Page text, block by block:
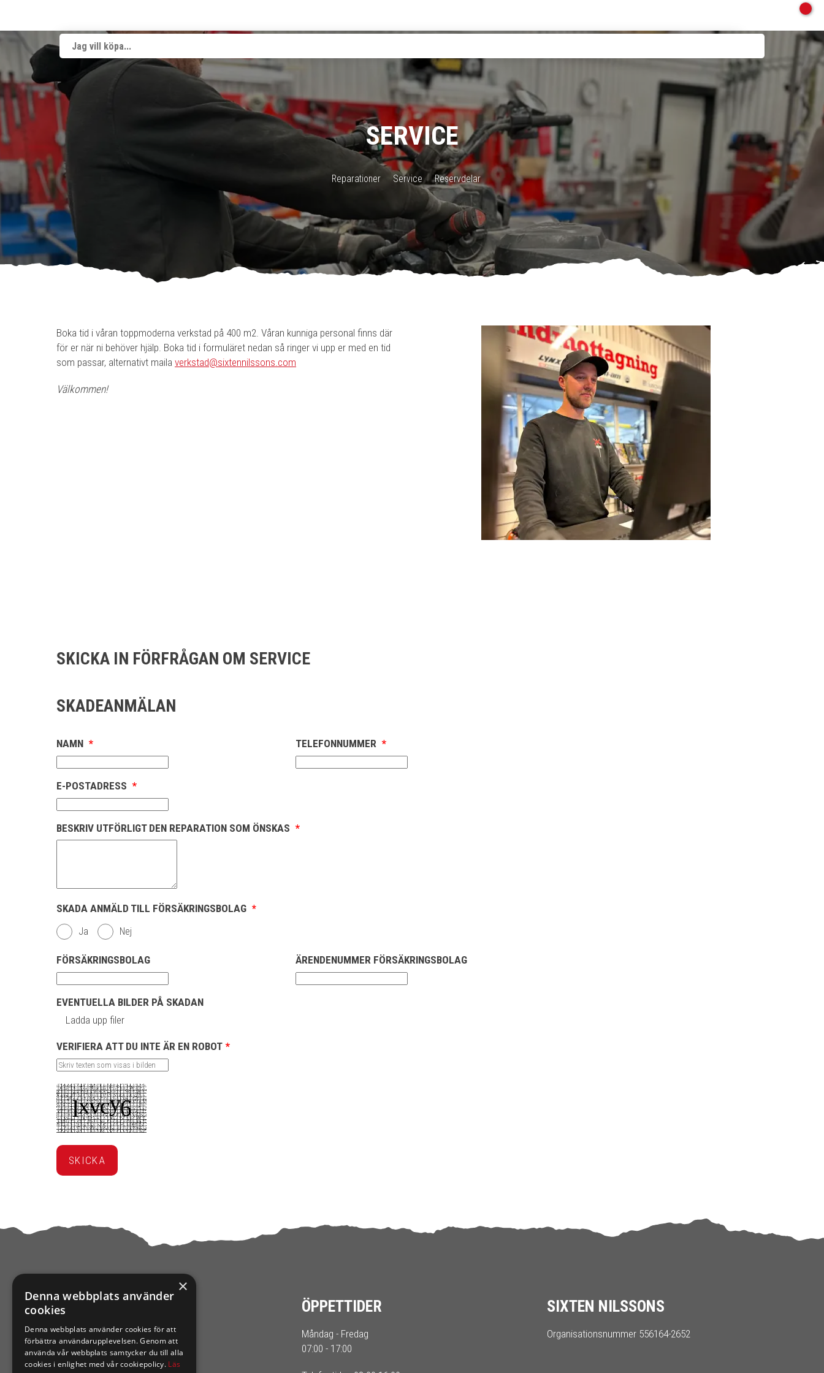
SERVICE
Reparationer Service Reservdelar
Boka tid i våran toppmoderna verkstad på 400 m2. Våran kunniga personal finns där
för er när ni behöver hjälp. Boka tid i formuläret nedan så ringer vi upp er med en tid
som passar, alternativt maila verkstad@sixtennilssons.com
Välkommen!
SKICKA IN FÖRFRÅGAN OM SERVICE
SKADEANMÄLAN
NAMN * TELEFONNUMMER *
E-POSTADRESS *
BESKRIV UTFÖRLIGT DEN REPARATION SOM ÖNSKAS *
SKADA ANMÄLD TILL FÖRSÄKRINGSBOLAG *
Ja Nej
FÖRSÄKRINGSBOLAG ÄRENDENUMMER FÖRSÄKRINGSBOLAG
EVENTUELLA BILDER PÅ SKADAN
Ladda upp filer
VERIFIERA ATT DU INTE ÄR EN ROBOT *
KONTAKTA OSS
Ångra mitt köp
0921-102 09
ÖPPETTIDER
Måndag - Fredag
07:00 - 17:00
SIXTEN NILSSONS
Organisationsnummer 556164-2652
×
Denna webbplats använder
cookies
Denna webbplats använder cookies för att
förbättra användarupplevelsen. Genom att
använda vår webbplats samtycker du till alla
cookies i enlighet med vår cookiepolicy. Läs